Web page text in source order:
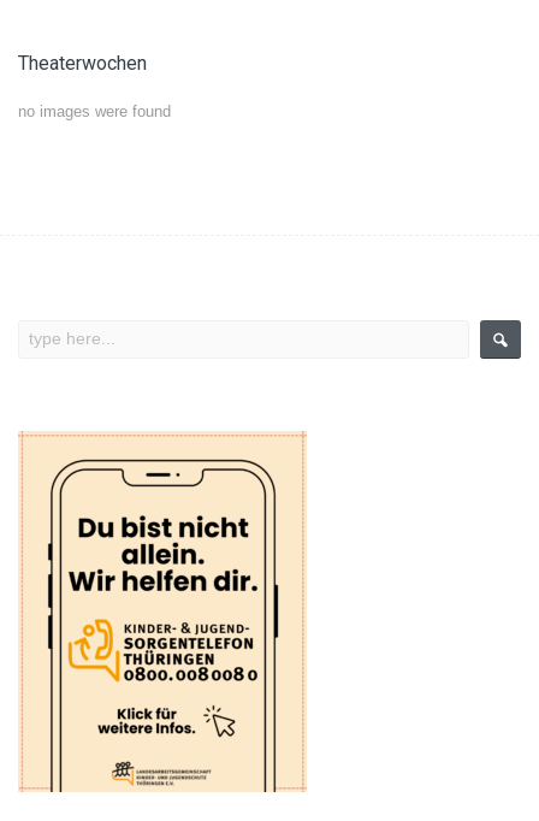
Theaterwochen
no images were found